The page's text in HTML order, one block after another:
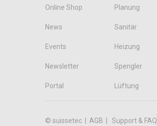
Online Shop Planung
News Sanitär
Events Heizung
Newsletter Spengler
Portal Lüftung
© suissetec | AGB Support & FAQ